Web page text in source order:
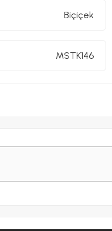
Biçiçek
MSTK146